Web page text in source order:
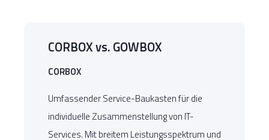
CORBOX vs. GOWBOX
CORBOX
Umfassender Service-Baukasten für die
individuelle Zusammenstellung von IT-
Services. Mit breitem Leistungsspektrum und